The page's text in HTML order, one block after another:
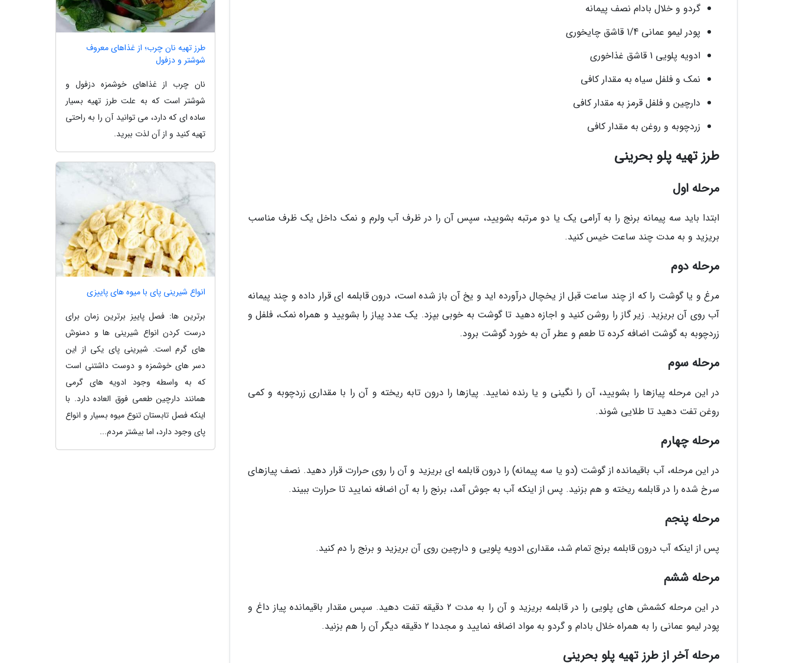
گردو و خلال بادام نصف پیمانه
پودر لیمو عمانی 1/4 قاشق چایخوری
ادویه پلویی 1 قاشق غذاخوری
نمک و فلفل سیاه به مقدار کافی
دارچین و فلفل قرمز به مقدار کافی
زردچوبه و روغن به مقدار کافی
طرز تهیه پلو بحرینی
مرحله اول
ابتدا باید سه پیمانه برنج را به آرامی یک یا دو مرتبه بشویید، سپس آن را در ظرف آب ولرم و نمک داخل یک ظرف مناسب
بریزید و به مدت چند ساعت خیس کنید.
مرحله دوم
مرغ و یا گوشت را که از چند ساعت قبل از یخچال درآورده اید و یخ آن باز شده است، درون قابلمه ای قرار داده و چند پیمانه
آب روی آن بریزید. زیر گاز را روشن کنید و اجازه دهید تا گوشت به خوبی بپزد. یک عدد پیاز را بشویید و همراه نمک، فلفل و
زردچوبه به گوشت اضافه کرده تا طعم و عطر آن به خورد گوشت برود.
مرحله سوم
در این مرحله پیازها را بشویید، آن را نگینی و یا رنده نمایید. پیازها را درون تابه ریخته و آن را با مقداری زردچوبه و کمی
روغن تفت دهید تا طلایی شوند.
مرحله چهارم
در این مرحله، آب باقیمانده از گوشت (دو یا سه پیمانه) را درون قابلمه ای بریزید و آن را روی حرارت قرار دهید. نصف پیازهای
سرخ شده را در قابلمه ریخته و هم بزنید. پس از اینکه آب به جوش آمد، برنج را به آن اضافه نمایید تا حرارت ببیند.
مرحله پنجم
پس از اینکه آب درون قابلمه برنج تمام شد، مقداری ادویه پلویی و دارچین روی آن بریزید و برنج را دم کنید.
مرحله ششم
در این مرحله کشمش های پلویی را در قابلمه بریزید و آن را به مدت 2 دقیقه تفت دهید. سپس مقدار باقیمانده پیاز داغ و
پودر لیمو عمانی را به همراه خلال بادام و گردو به مواد اضافه نمایید و مجددا 2 دقیقه دیگر آن را هم بزنید.
مرحله آخر از طرز تهیه پلو بحرینی
طرز تهیه نان چرب؛ از غذاهای معروف
شوشتر و دزفول
نان چرب از غذاهای خوشمزه دزفول و
شوشتر است که به علت طرز تهیه بسیار
ساده ای که دارد، می توانید آن را به راحتی
تهیه کنید و از آن لذت ببرید.
انواع شیرینی پای با میوه های پاییزی
برترین ها: فصل پاییز برترین زمان برای
درست کردن انواع شیرینی ها و دمنوش
های گرم است. شیرینی پای یکی از این
دسر های خوشمزه و دوست داشتنی است
که به واسطه وجود ادویه های گرمی
همانند دارچین طعمی فوق العاده دارد. با
اینکه فصل تابستان تنوع میوه بسیار و انواع
پای وجود دارد، اما بیشتر مردم...